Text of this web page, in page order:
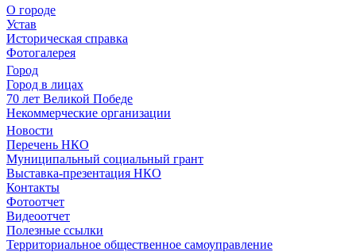
О городе
Устав
Историческая справка
Фотогалерея
Город
Город в лицах
70 лет Великой Победе
Некоммерческие организации
Новости
Перечень НКО
Муниципальный социальный грант
Выставка-презентация НКО
Контакты
Фотоотчет
Видеоотчет
Полезные ссылки
Территориальное общественное самоуправление